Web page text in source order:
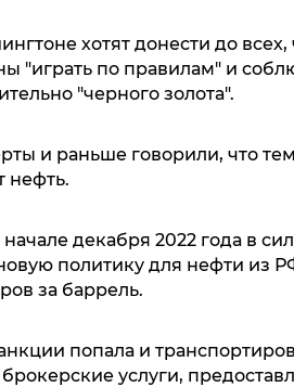
хотят донести до
"играть по правилам" и
"черного золота".
и раньше говорили, что
нефть.
декабря 2022 года в
политику для нефти из
за баррель.
попала и
услуги,